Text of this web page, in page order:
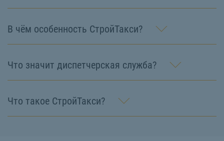
В чём особенность СтройТакси?
Что значит диспетчерская служба?
Что такое СтройТакси?